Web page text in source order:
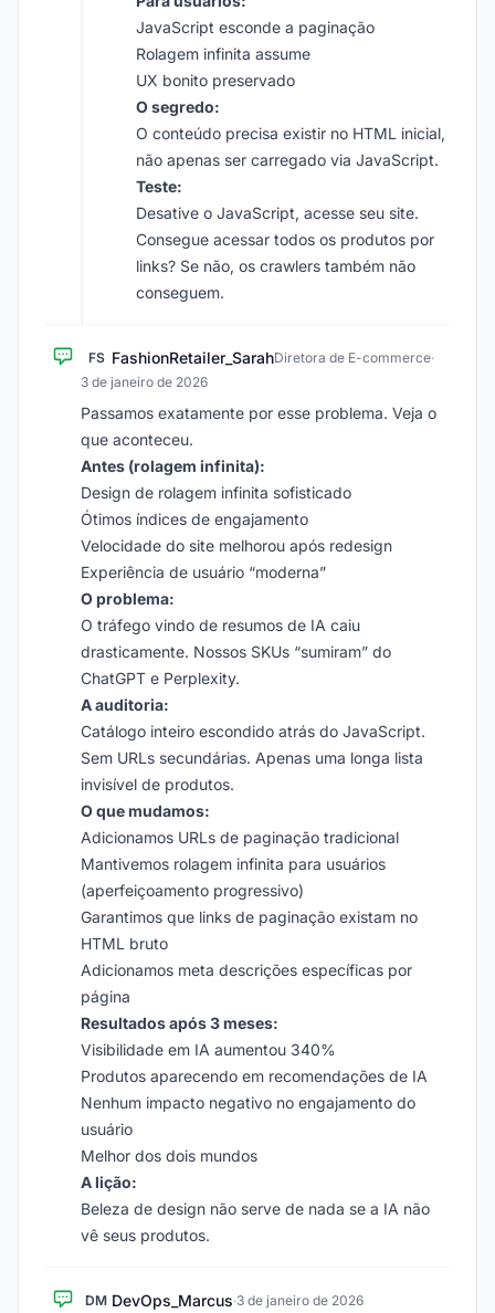
JavaScript esconde a paginação
Rolagem infinita assume
UX bonito preservado
O segredo:
O conteúdo precisa existir no HTML inicial,
não apenas ser carregado via JavaScript.
Teste:
Desative o JavaScript, acesse seu site.
Consegue acessar todos os produtos por
links? Se não, os crawlers também não
conseguem.
FS FashionRetailer_SarahDiretora de E-commerce·
3 de janeiro de 2026
Passamos exatamente por esse problema. Veja o
que aconteceu.
Antes (rolagem infinita):
Design de rolagem infinita sofisticado
Ótimos índices de engajamento
Velocidade do site melhorou após redesign
Experiência de usuário “moderna”
O problema:
O tráfego vindo de resumos de IA caiu
drasticamente. Nossos SKUs “sumiram” do
ChatGPT e Perplexity.
A auditoria:
Catálogo inteiro escondido atrás do JavaScript.
Sem URLs secundárias. Apenas uma longa lista
invisível de produtos.
O que mudamos:
Adicionamos URLs de paginação tradicional
Mantivemos rolagem infinita para usuários
(aperfeiçoamento progressivo)
Garantimos que links de paginação existam no
HTML bruto
Adicionamos meta descrições específicas por
página
Resultados após 3 meses:
Visibilidade em IA aumentou 340%
Produtos aparecendo em recomendações de IA
Nenhum impacto negativo no engajamento do
usuário
Melhor dos dois mundos
A lição:
Beleza de design não serve de nada se a IA não
vê seus produtos.
DM DevOps_Marcus·3 de janeiro de 2026